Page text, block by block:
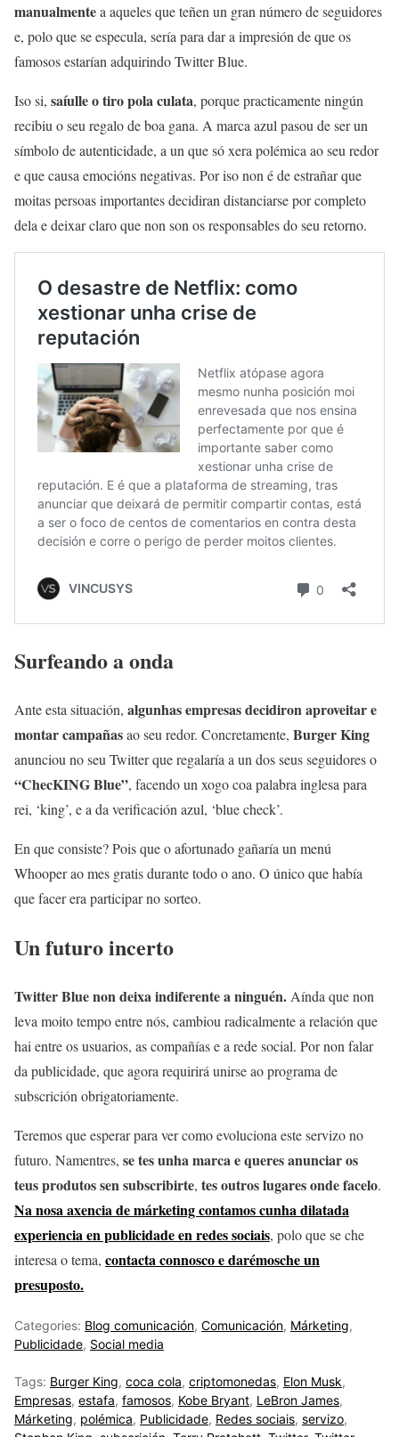
manualmentea aqueles que teñen un gran número de seguidores
e, polo que se especula, sería para dar a impresión de que os
famosos estarían adquirindo Twitter Blue.
Iso si, saíulle o tiro pola culata, porque practicamente ningún
recibiu o seu regalo de boa gana. A marca azul pasou de ser un
símbolo de autenticidade, a un que só xera polémica ao seu redor
e que causa emocións negativas. Por iso non é de estrañar que
moitas persoas importantes decidiran distanciarse por completo
dela e deixar claro que non son os responsables do seu retorno.
Surfeando a onda
Ante esta situación, algunhas empresas decidiron aproveitar e
montar campañasao seu redor. Concretamente, Burger King
anunciou no seu Twitter que regalaría a un dos seus seguidores o
“ChecKING Blue”, facendo un xogo coa palabra inglesa para
rei, ‘king’, e a da verificación azul, ‘blue check’.
En que consiste? Pois que o afortunado gañaría un menú
Whooper ao mes gratis durante todo o ano. O único que había
que facer era participar no sorteo.
Un futuro incerto
Twitter Blue non deixa indiferente a ninguén. Aínda que non
leva moito tempo entre nós, cambiou radicalmente a relación que
hai entre os usuarios, as compañías e a rede social. Por non falar
da publicidade, que agora requirirá unirse ao programa de
subscrición obrigatoriamente.
Teremos que esperar para ver como evoluciona este servizo no
futuro. Namentres, se tes unha marca e queres anunciar os
teus produtos sen subscribirte, tes outros lugares onde facelo.
Na nosa axencia de márketing contamos cunha dilatada
experiencia en publicidade en redes sociais, polo que se che
interesa o tema, contacta connosco e darémosche un
presuposto.
Categories: Blog comunicación, Comunicación, Márketing,
Publicidade, Social media
Tags: Burger King, coca cola, criptomonedas, Elon Musk,
Empresas, estafa, famosos, Kobe Bryant, LeBron James,
Márketing, polémica, Publicidade, Redes sociais, servizo,